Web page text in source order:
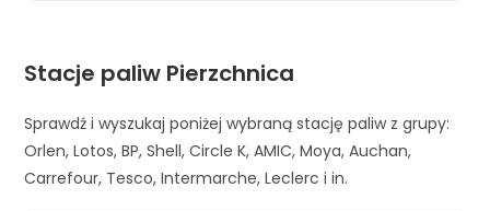
Stacje paliw Pierzchnica
Sprawdź i wyszukaj poniżej wybraną stację paliw z grupy:
Orlen, Lotos, BP, Shell, Circle K, AMIC, Moya, Auchan,
Carrefour, Tesco, Intermarche, Leclerc i in.